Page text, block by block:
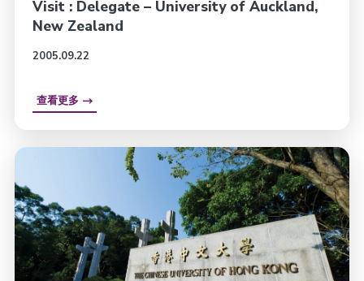
Visit : Delegate – University of Auckland,
New Zealand
2005.09.22
查看更多